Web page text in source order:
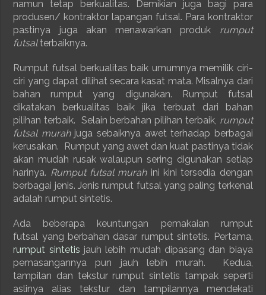
namun tetap berkualitas. Demikian juga bagi para
produsen/ kontraktor lapangan futsal. Para kontraktor
pastinya juga akan menawarkan produk rumput
futsalterbaiknya.
Rumput futsal berkualitas baik umumnya memilik ciri-
ciri yang dapat dilihat secara kasat mata. Misalnya dari
bahan rumput yang digunakan. Rumput futsal
dikatakan berkualitas baik jika terbuat dari bahan
pilihan terbaik. Selain berbahan pilihan terbaik, rumput
futsal murahjuga sebaiknya awet terhadap berbagai
kerusakan. Rumput yang awet dan kuat pastinya tidak
akan mudah rusak walaupun sering digunakan setiap
harinya. Rumput futsal murahini kini tersedia dengan
berbagai jenis. Jenis rumput futsal yang paling terkenal
adalah rumput sintetis.
Ada beberapa keuntungan pemakaian rumput
futsal yang berbahan dasar rumput sintetis. Pertama,
rumput sintetis jauh lebih mudah dipasang dan biaya
pemasangannya pun jauh lebih murah. Kedua,
tampilan dan tekstur rumput sintetis tampak seperti
aslinya alias tekstur dan tampilannya mendekati